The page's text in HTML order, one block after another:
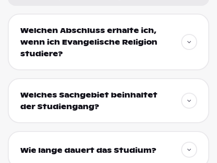
Welchen Abschluss erhalte ich,
wenn ich Evangelische Religion
studiere?
Welches Sachgebiet beinhaltet
der Studiengang?
Wie lange dauert das Studium?